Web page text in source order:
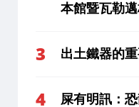
本館暨瓦勒
出土鐵器的
屎有明訊：